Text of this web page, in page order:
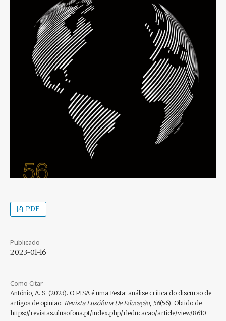
PDF
Publicado
2023-01-16
Como Citar
António, A. S. (2023). O PISA é uma Festa: análise crítica do discurso de
artigos de opinião. Revista Lusófona De Educação, 56(56). Obtido de
https://revistas.ulusofona.pt/index.php/rleducacao/article/view/8610